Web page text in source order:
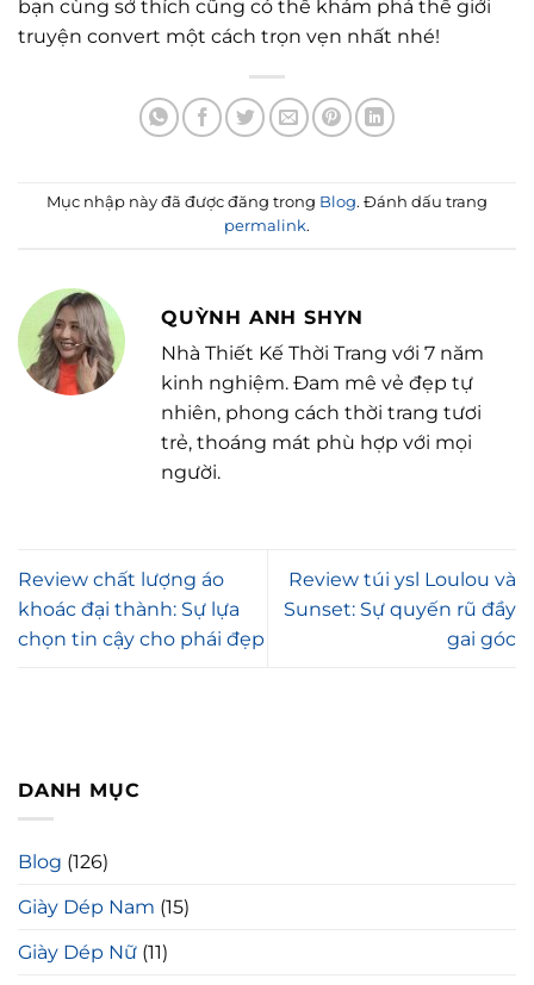
DANH MỤC
Blog (126)
Giày Dép Nam (15)
Giày Dép Nữ (11)
bạn cùng sở thích cũng có thể khám phá thế giới
truyện convert một cách trọn vẹn nhất nhé!
Mục nhập này đã được đăng trong Blog. Đánh dấu trang
permalink.
QUỲNH ANH SHYN
Nhà Thiết Kế Thời Trang với 7 năm
kinh nghiệm. Đam mê vẻ đẹp tự
nhiên, phong cách thời trang tươi
trẻ, thoáng mát phù hợp với mọi
người.
Review chất lượng áo
khoác đại thành: Sự lựa
chọn tin cậy cho phái đẹp
Review túi ysl Loulou và
Sunset: Sự quyến rũ đầy
gai góc